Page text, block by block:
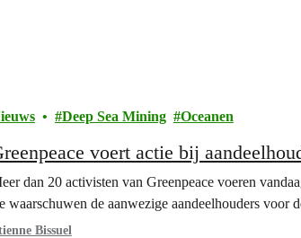
Deep Sea Mining Oceanen
voert actie bij
dan 20 activisten van Greenpeace voeren
waarschuwen de aanwezige aandeelhouders voor
Bissuel